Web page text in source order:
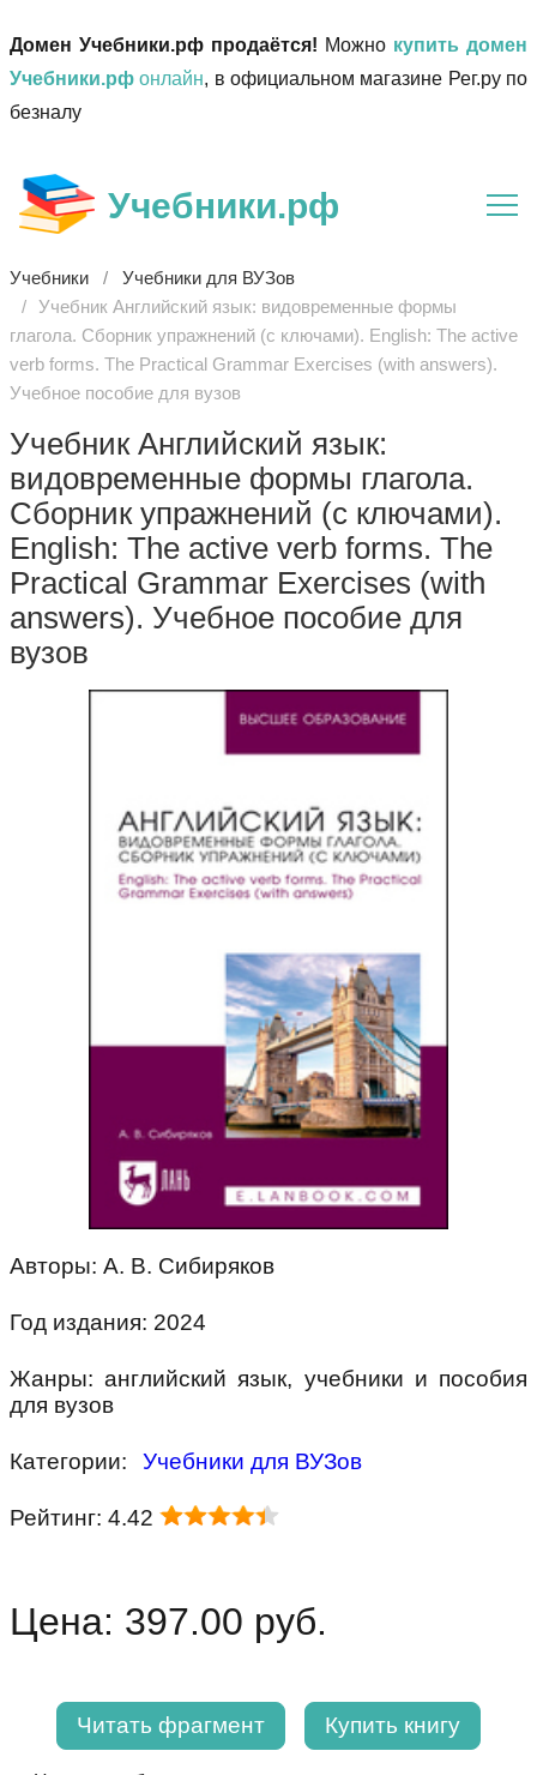
Домен Учебники.рф продаётся! Можно купить домен
Учебники.рф онлайн, в официальном магазине Рег.ру по
безналу
Учебники.рф
Учебники
Учебники для ВУЗов
Учебник Английский язык: видовременные формы
глагола. Сборник упражнений (с ключами). English: The active
verb forms. The Practical Grammar Exercises (with answers).
Учебное пособие для вузов
Учебник Английский язык:
видовременные формы глагола.
Сборник упражнений (с ключами).
English: The active verb forms. The
Practical Grammar Exercises (with
answers). Учебное пособие для
вузов
Авторы: А. В. Сибиряков
Год издания: 2024
Жанры: английский язык, учебники и пособия
для вузов
Категории: Учебники для ВУЗов
Рейтинг: 4.42
Цена: 397.00 руб.
Читать фрагмент Купить книгу